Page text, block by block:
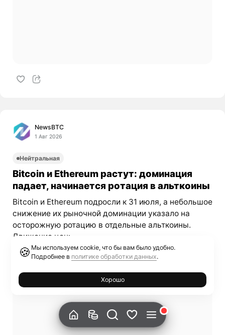
NewsBTC
1 Авг 2026
Нейтральная
Bitcoin и Ethereum растут: доминация
падает, начинается ротация в альткоины
Bitcoin и Ethereum подросли к 31 июля, а небольшое
снижение их рыночной доминации указало на
осторожную ротацию в отдельные альткоины.
Движение цен:...
🍪 Мы используем cookie, что бы вам было удобно.
Подробнее в политике обработки данных.
Хорошо